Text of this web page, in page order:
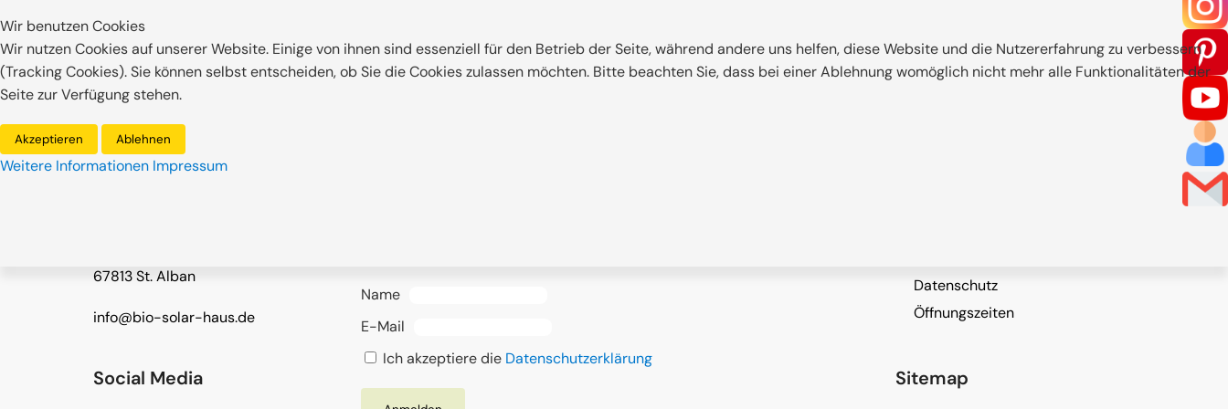
Wir benutzen Cookies
Wir nutzen Cookies auf unserer Website. Einige von ihnen sind essenziell für den Betrieb der Seite, während andere uns helfen, diese Website und die Nutzererfahrung zu verbessern
(Tracking Cookies). Sie können selbst entscheiden, ob Sie die Cookies zulassen möchten. Bitte beachten Sie, dass bei einer Ablehnung womöglich nicht mehr alle Funktionalitäten der
Seite zur Verfügung stehen.
Akzeptieren Ablehnen
Weitere Informationen Impressum
67813 St. Alban
info@bio-solar-haus.de
Social Media
Name
E-Mail
Ich akzeptiere die Datenschutzerklärung
Datenschutz
Öffnungszeiten
Sitemap